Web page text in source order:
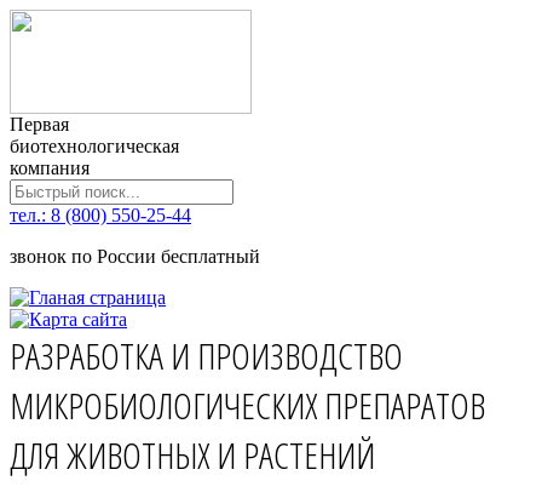
Первая
биотехнологическая
компания
тел.: 8 (800) 550-25-44
звонок по России бесплатный
РАЗРАБОТКА И ПРОИЗВОДСТВО
МИКРОБИОЛОГИЧЕСКИХ ПРЕПАРАТОВ
ДЛЯ ЖИВОТНЫХ И РАСТЕНИЙ